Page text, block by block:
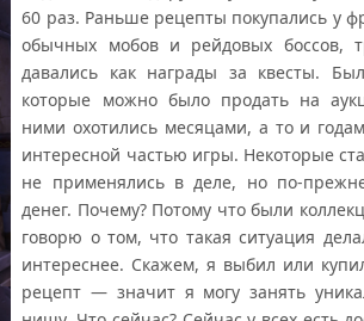
60 раз. Раньше рецепты покупались у
обычных мобов и рейдовых боссов,
давались как награды за квесты.
которые можно было продать на
ними охотились месяцами, а то и
интересной частью игры. Некоторые
не применялись в деле, но по-
денег. Почему? Потому что были
говорю о том, что такая ситуация
интереснее. Скажем, я выбил или
рецепт — значит я могу занять